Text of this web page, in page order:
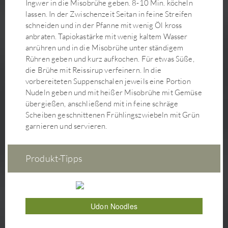
Kokos-Matcha-Makronen
Kokosmilchreis mit Mango und karamelliger Kokossauce
Koreanische Glasnudelpfanne Japchae
Körnerbrötchen (mit Hefe)
Korokke– japanische Kroketten
Kürbis-Brioche
Kürbis-Flammkuchen mit Grünkohl-Lauch-Salat
Kürbis-Misosuppe
Kürbisaufstrich
Linsenbraten mit Pflaumen
Mango Sweet Chili Rolls
Ingwer in die Misobrühe geben. 8-10 Min. köcheln
lassen. In der Zwischenzeit Seitan in feine Streifen
schneiden und in der Pfanne mit wenig Öl kross
anbraten. Tapiokastärke mit wenig kaltem Wasser
anrühren und in die Misobrühe unter ständigem
Rühren geben und kurz aufkochen. Für etwas Süße,
die Brühe mit Reissirup verfeinern. In die
vorbereiteten Suppenschalen jeweils eine Portion
Nudeln geben und mit heißer Misobrühe mit Gemüse
übergießen, anschließend mit in feine schräge
Scheiben geschnittenen Frühlingszwiebeln mit Grün
garnieren und servieren.
Produkt-Tipps
Udon Noodles